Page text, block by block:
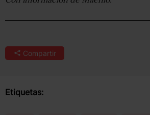
Compartir
Etiquetas: